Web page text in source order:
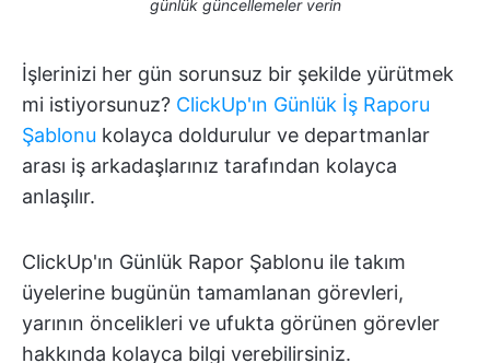
günlük güncellemeler verin
İşlerinizi her gün sorunsuz bir şekilde yürütmek
mi istiyorsunuz? ClickUp'ın Günlük İş Raporu
Şablonu kolayca doldurulur ve departmanlar
arası iş arkadaşlarınız tarafından kolayca
anlaşılır.
ClickUp'ın Günlük Rapor Şablonu ile takım
üyelerine bugünün tamamlanan görevleri,
yarının öncelikleri ve ufukta görünen görevler
hakkında kolayca bilgi verebilirsiniz.